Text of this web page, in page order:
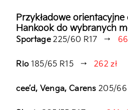
Przykładowe
Hankook do wybranych
Sportage225/60 R17 →
Rio185/65 R15 →262 zł
cee’d, Venga, Carens 205/